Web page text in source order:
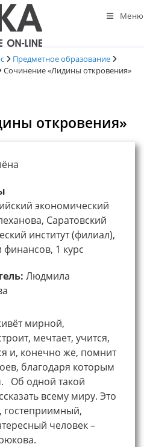
Меню
Предметное образование
Сочинение «Лидины откровения»
откровения»
экономический
Саратовский
институт (филиал),
1 курс
Людмила
мирной,
мечтает, учится,
и, конечно же, помнит
благодаря которым
Об одной такой
всему миру. Это
гостеприимный,
человек –